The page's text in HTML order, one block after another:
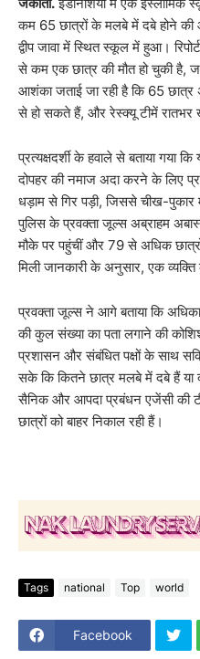
कम 65 छात्रों के मलबे में दबे होने की
द्वीप जावा में स्थित स्कूल में हुआ।
से कम एक छात्र की मौत हो चुकी है,
आशंका जताई जा रही है कि 65
से हो सकते हैं, और रेस्क्यू टीमें रातभर
प्रत्यक्षदर्शी के हवाले से बताया गया
दोपहर की नमाज अदा करने के लिए
धड़ाम से गिर पड़ी, जिससे चीख-पुकार
पुलिस के प्रवक्ता जूल्स अब्राहम
मौके पर पहुंचीं और 79 से अधिक
मिली जानकारी के अनुसार, एक व्यक्ति
प्रवक्ता जूल्स ने आगे बताया कि
की कुल संख्या का पता लगाने की
प्रशासन और संबंधित पक्षों के साथ
सके कि कितने छात्र मलबे में दबे हैं
सैनिक और आपदा प्रबंधन एजेंसी की
छात्रों को बाहर निकाल रही हैं।
Tags national Top world
Facebook